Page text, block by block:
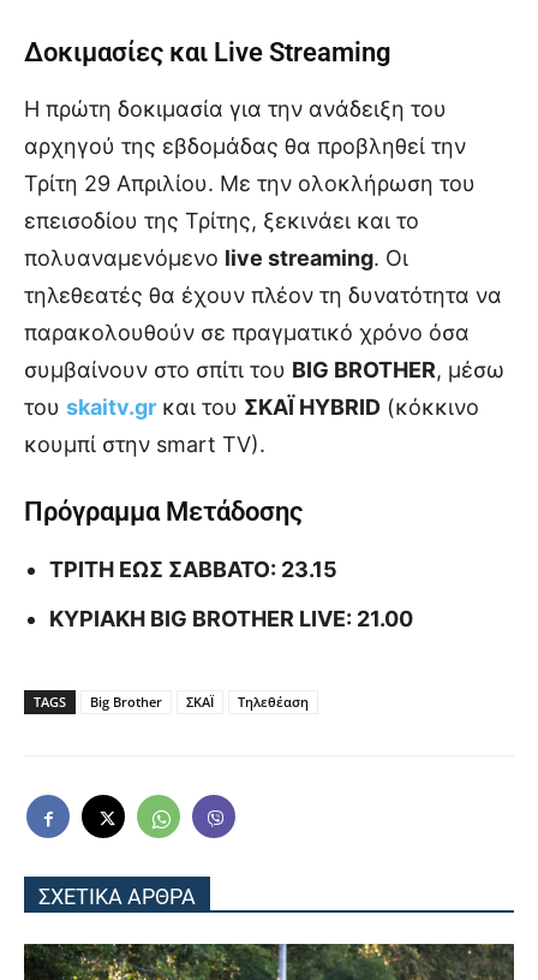
Δοκιμασίες και Live Streaming
Η πρώτη δοκιμασία για την ανάδειξη του
αρχηγού της εβδομάδας θα προβληθεί την
Τρίτη 29 Απριλίου. Με την ολοκλήρωση του
επεισοδίου της Τρίτης, ξεκινάει και το
πολυαναμενόμενο live streaming. Οι
τηλεθεατές θα έχουν πλέον τη δυνατότητα να
παρακολουθούν σε πραγματικό χρόνο όσα
συμβαίνουν στο σπίτι του BIG BROTHER, μέσω
του skaitv.gr και του ΣΚΑΪ HYBRID (κόκκινο
κουμπί στην smart TV).
Πρόγραμμα Μετάδοσης
ΤΡΙΤΗ ΕΩΣ ΣΑΒΒΑΤΟ: 23.15
ΚΥΡΙΑΚΗ BIG BROTHER LIVE: 21.00
TAGS Big Brother ΣΚΑΪ Τηλεθέαση
ΣΧΕΤΙΚΑ ΑΡΘΡΑ